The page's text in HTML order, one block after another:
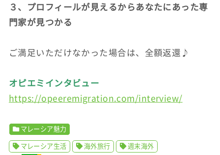
３、プロフィールが見えるからあなたにあった専
門家が見つかる
ご満足いただけなかった場合は、全額返還♪
オピエミインタビュー
https://opeeremigration.com/interview/
マレーシア魅力
マレーシア生活
海外旅行 週末海外